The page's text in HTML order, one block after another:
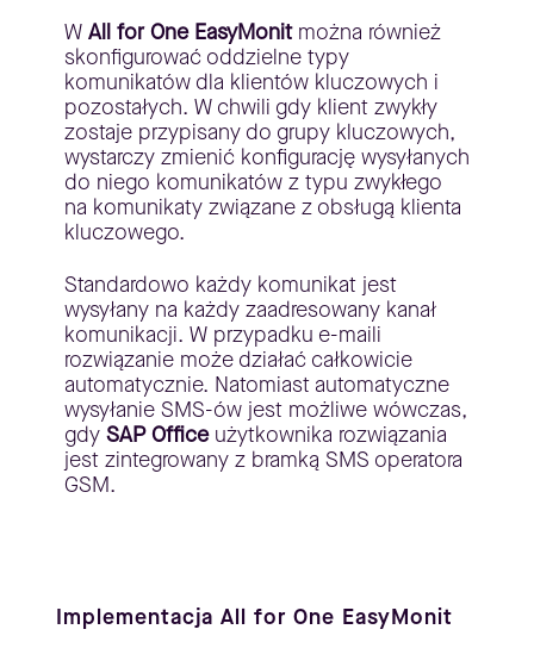
W All for One EasyMonitmożna również
skonfigurować oddzielne typy
komunikatów dla klientów kluczowych i
pozostałych. W chwili gdy klient zwykły
zostaje przypisany do grupy kluczowych,
wystarczy zmienić konfigurację wysyłanych
do niego komunikatów z typu zwykłego
na komunikaty związane z obsługą klienta
kluczowego.
Standardowo każdy komunikat jest
wysyłany na każdy zaadresowany kanał
komunikacji. W przypadku e-maili
rozwiązanie może działać całkowicie
automatycznie. Natomiast automatyczne
wysyłanie SMS-ów jest możliwe wówczas,
gdy SAP Officeużytkownika rozwiązania
jest zintegrowany z bramką SMS operatora
GSM.
Implementacja All for One EasyMonit